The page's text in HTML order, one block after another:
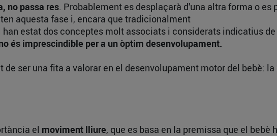
no passa res. Probablement es desplaçarà d'una altra forma o
aquesta fase i, encara que tradicionalment
estat dos conceptes molt associats i considerats indicatius
és imprescindible per a un òptim desenvolupament.
ser una fita a valorar en el desenvolupament motor del bebè:
el moviment lliure, que es basa en la premissa que el bebè